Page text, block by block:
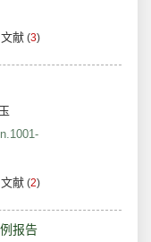
献 (3)
献 (2)
报告